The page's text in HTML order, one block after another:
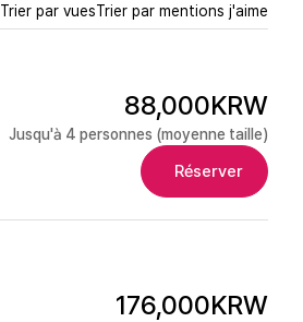
Trier par vuesTrier par mentions j'aime
88,000KRW
Jusqu'à 4 personnes (moyenne taille)
Réserver
176,000KRW